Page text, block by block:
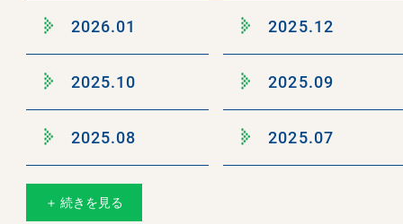
2026.01 2025.12
2025.10 2025.09
2025.08 2025.07
＋ 続きを見る